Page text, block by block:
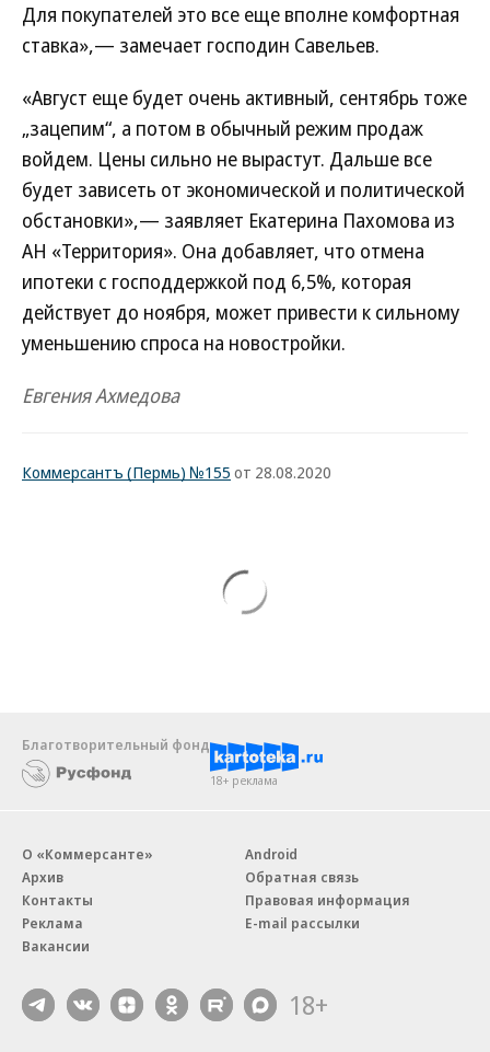
Для покупателей это все еще вполне комфортная
ставка»,— замечает господин Савельев.
«Август еще будет очень активный, сентябрь тоже
„зацепим“, а потом в обычный режим продаж
войдем. Цены сильно не вырастут. Дальше все
будет зависеть от экономической и политической
обстановки»,— заявляет Екатерина Пахомова из
АН «Территория». Она добавляет, что отмена
ипотеки с господдержкой под 6,5%, которая
действует до ноября, может привести к сильному
уменьшению спроса на новостройки.
Евгения Ахмедова
Коммерсантъ (Пермь) №155 от 28.08.2020
Благотворительный фонд
18+ реклама
О «Коммерсанте»
Архив
Контакты
Реклама
Вакансии
Android
Обратная связь
Правовая информация
E-mail рассылки
18+